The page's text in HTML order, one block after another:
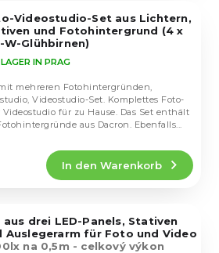
Videostudio-Set aus Lichtern,
und Fotohintergrund (4 x
W-Glühbirnen)
IN PRAG
In den Warenkorb
mehreren Fotohintergründen,
Videostudio-Set. Komplettes Foto-
Videostudio für zu Hause. Das Set enthält
aus Dacron. Ebenfalls...
aus drei LED-Panels, Stativen
Auslegerarm für Foto und Video
na 0,5m - celkový výkon